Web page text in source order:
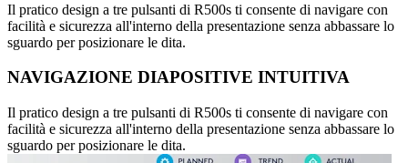
Il pratico design a tre pulsanti di R500s ti consente di navigare con
facilità e sicurezza all'interno della presentazione senza abbassare lo
sguardo per posizionare le dita.
NAVIGAZIONE DIAPOSITIVE INTUITIVA
Il pratico design a tre pulsanti di R500s ti consente di navigare con
facilità e sicurezza all'interno della presentazione senza abbassare lo
sguardo per posizionare le dita.